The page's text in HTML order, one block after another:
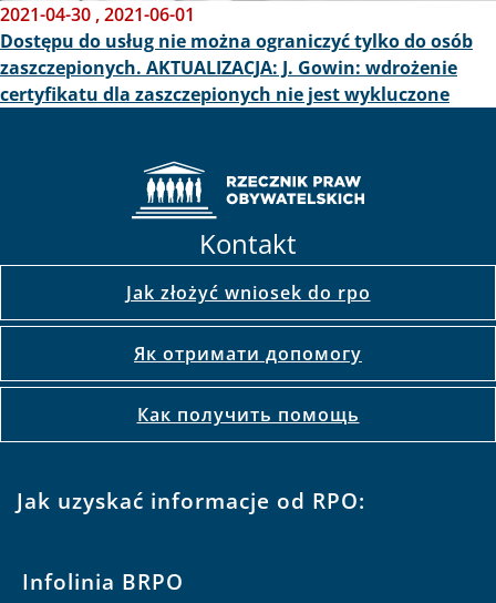
2021-04-30 ,2021-06-01
Dostępu do usług nie można ograniczyć tylko do osób
zaszczepionych. AKTUALIZACJA: J. Gowin: wdrożenie
certyfikatu dla zaszczepionych nie jest wykluczone
Kontakt
Jak złożyć wniosek do rpo
Як отримати допомогу
Как получить помощь
Jak uzyskać informacje od RPO:
Infolinia BRPO